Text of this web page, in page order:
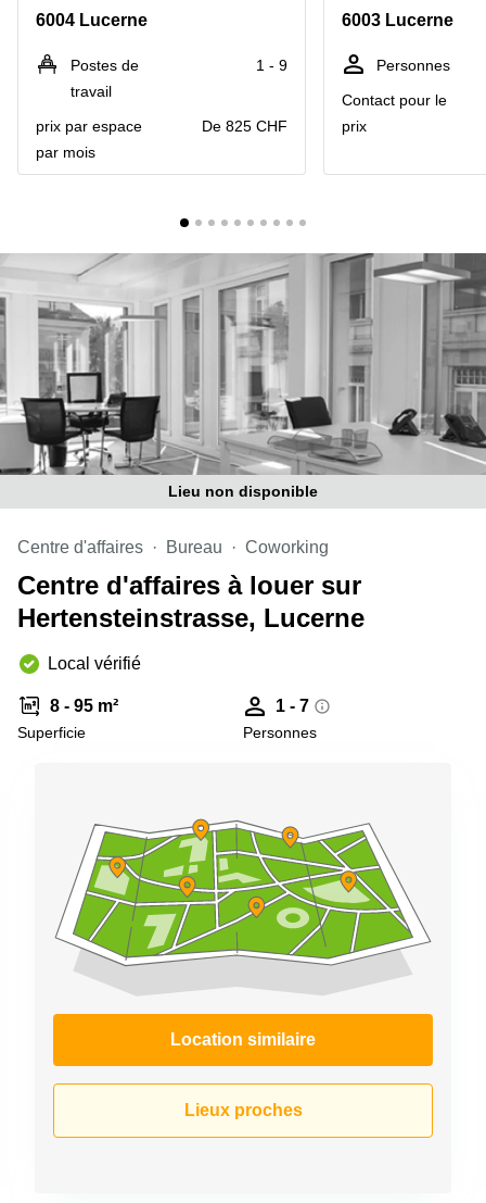
Genève
Coworking
Coworking
Basel
Coworking
Neuchâtel
Bienne
Coworking
Nyon
Coworking
Versoix
Coworking
Meyrin
Salle
réunion
Zurich
Salles
de
Genève
Salle de
réunion
Lausanne
Lausanne
Rue de
1
Genève
Place
Fusterie
Corraterie
5 Genève
Place
Casa-
Bamba
1-3
Genève
Rue de
Lausanne
69
Louis-
18
de l’Ile
Genève
Route
Esplanade
de Pont-
Rouge 4
Lancy
Route
Meyrin
de la
Drance 2
Route
6004 Lucerne
Postes de
travail
1 - 9
prix par espace
par mois
De 825 CHF
6003 Lucerne
Personnes
Contact pour le
prix
Lieu non disponible
Centre d'affaires Bureau Coworking
Centre d'affaires à louer sur
Hertensteinstrasse, Lucerne
Local vérifié
8 - 95 m²
Superficie
1 - 7
Personnes
Location similaire
Lieux proches